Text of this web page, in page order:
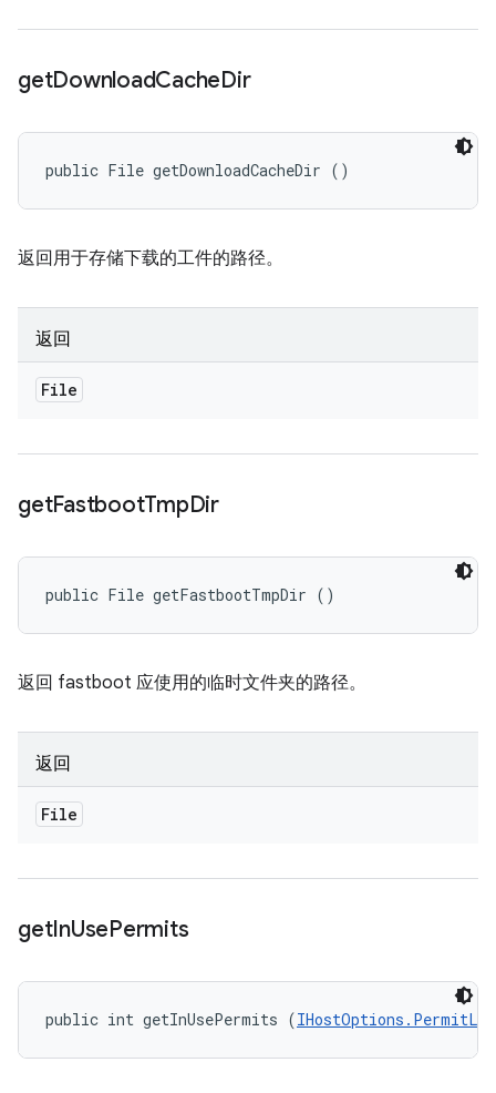
getDownloadCacheDir
public File getDownloadCacheDir ()
返回用于存储下载的工件的路径。
返回
File
getFastbootTmpDir
public File getFastbootTmpDir ()
返回 fastboot 应使用的临时文件夹的路径。
返回
File
getInUsePermits
public int getInUsePermits (